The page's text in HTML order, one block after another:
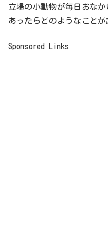
立場の小動物が毎日おな
あったらどのようなことが
Sponsored Links